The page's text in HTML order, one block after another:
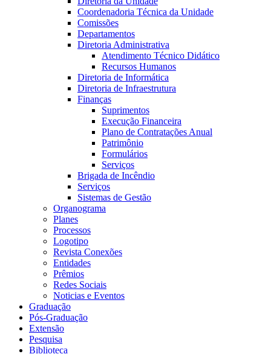
Coordenadoria Técnica da Unidade
Comissões
Departamentos
Diretoria Administrativa
Atendimento Técnico Didático
Recursos Humanos
Diretoria de Informática
Diretoria de Infraestrutura
Finanças
Suprimentos
Execução Financeira
Plano de Contratações Anual
Patrimônio
Formulários
Serviços
Brigada de Incêndio
Serviços
Sistemas de Gestão
Organograma
Planes
Processos
Logotipo
Revista Conexões
Entidades
Prêmios
Redes Sociais
Noticias e Eventos
Graduação
Pós-Graduação
Extensão
Pesquisa
Biblioteca